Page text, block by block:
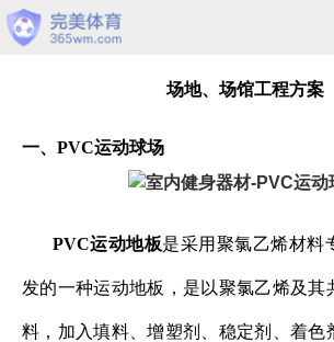
场地、场馆工程方案
一、 PVC运动球场
PVC运动地板是采用聚氯乙烯材料
发的一种运动地板，是以聚氯乙烯及其
料，加入填料、增塑剂、稳定剂、着色